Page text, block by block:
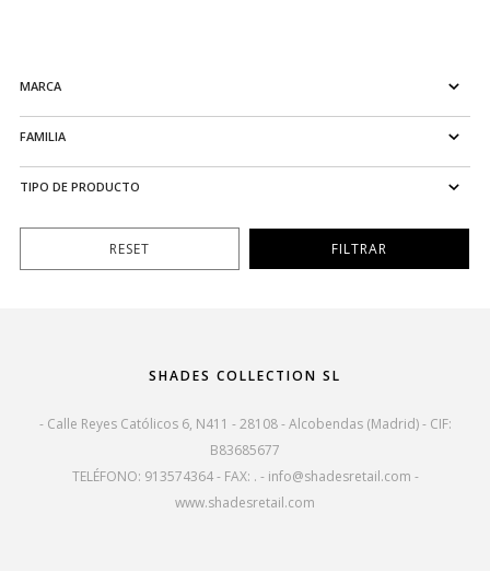
MARCA
FAMILIA
TIPO DE PRODUCTO
SHADES COLLECTION SL
- Calle Reyes Católicos 6, N411 - 28108 - Alcobendas (Madrid) - CIF:
B83685677
TELÉFONO: 913574364 - FAX: . - info@shadesretail.com -
www.shadesretail.com